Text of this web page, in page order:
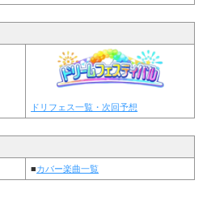
ドリフェス一覧・次回予想
■カバー楽曲一覧